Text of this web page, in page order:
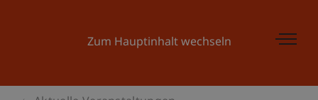
Zum Hauptinhalt wechseln